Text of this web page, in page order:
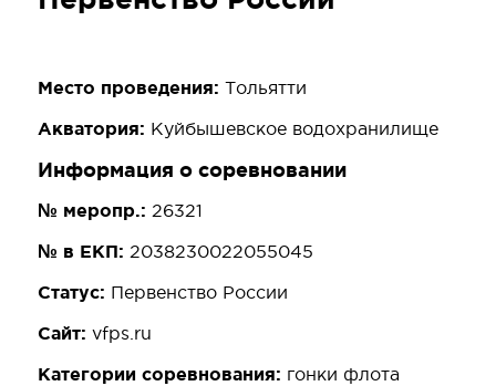
Место проведения: Тольятти
Акватория: Куйбышевское водохранилище
Информация о соревновании
№ меропр.: 26321
№ в ЕКП: 2038230022055045
Статус: Первенство России
Сайт: vfps.ru
Категории соревнования: гонки флота